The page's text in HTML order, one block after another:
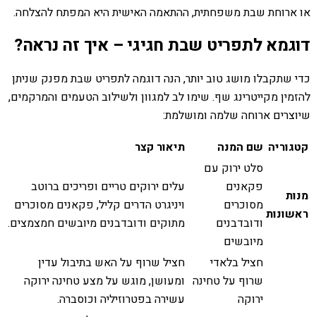
או ארוחת שבת משפחתית, ההתאמה האישית היא המפתח להצלחה.
דוגמא לתפריט שבת חגיגי – איך זה נראה?
כדי שתקבלו מושג טוב יותר, הנה דוגמה לתפריט שבת מפנק שניתן
להזמין מקייטרינג שף. שימו לב למגוון ולשילוב הטעמים והמרקמים,
שיוצרים ארוחה שלמה ומושלמת:
קטגוריה שם המנה תיאור קצר
מנות
ראשונות
סלט ירוק עם
פקאנים
מסוכרים
ודובדבנים
מיובשים
עלים ירוקים טריים ופריכים ברוטב
ויניגרט הדרים קליל, פקאנים מסוכרים
מתוקים ודובדבנים מיובשים חמצמצים.
חציל בלאדי
שרוף על טחינה
ירוקה
חציל שרוף על האש בתיבול עדין
ומעושן, מוגש על מצע טחינה ירוקה
עשירה בפטרוזיליה וכוסברה.